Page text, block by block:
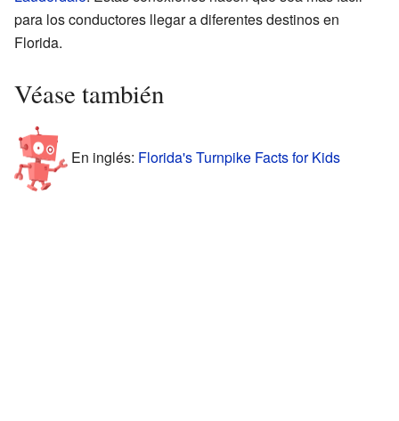
para los conductores llegar a diferentes destinos en
Florida.
Véase también
En inglés: Florida's Turnpike Facts for Kids